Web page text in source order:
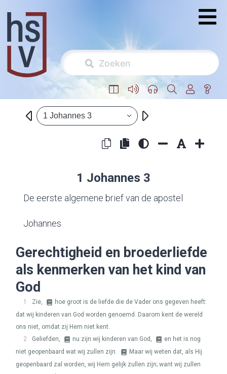
1 Johannes 3
1 Johannes 3
De eerste algemene brief van de apostel
Johannes
Gerechtigheid en broederliefde
als kenmerken van het kind van
God
1 Zie,
hoe groot is de liefde die de Vader ons gegeven heeft:
dat wij kinderen van God worden genoemd. Daarom kent de wereld
ons niet, omdat zij Hem niet kent.
2
Geliefden, nu zijn wij kinderen van God,
en het is nog
niet geopenbaard wat wij zullen zijn.
Maar wij weten dat, als Hij
geopenbaard zal worden, wij Hem gelijk zullen zijn; want wij zullen